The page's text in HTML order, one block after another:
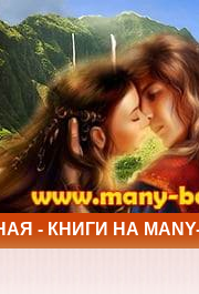
- КНИГИ НА MANY-